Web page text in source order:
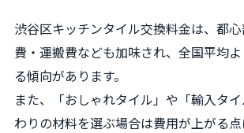
渋谷区キッチンタイル交換料金は、都
費・運搬費なども加味され、全国平均
る傾向があります。
また、「おしゃれタイル」や「輸入タ
わりの材料を選ぶ場合は費用が上がる